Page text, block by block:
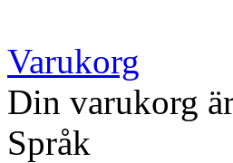
Varukorg
Din varukorg
Språk